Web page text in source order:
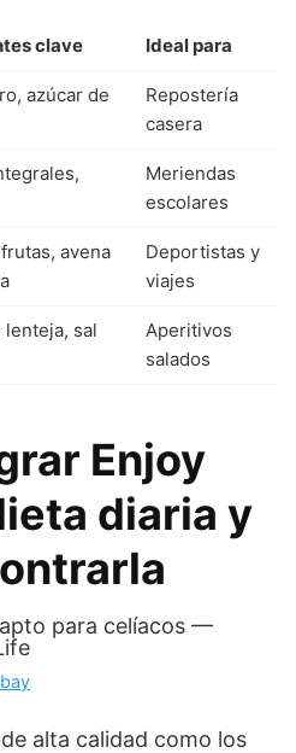
clave Ideal para
azúcar de
Repostería
casera
Meriendas
escolares
avena
Deportistas y
viajes
lenteja, sal
Aperitivos
salados
Enjoy
diaria y
alta calidad como los